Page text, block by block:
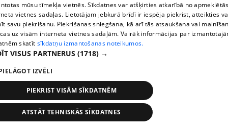
pirms 3 mēnešiem
Veselības sākas ar mikrobiomu, ar ko to barot, lai
mūsu tīmekļa vietnēs. Sīkdatnes var atšķirties atkarībā no
vietnes sadaļas. Lietotājam jebkurā brīdī ir iespēja piekrist, atteikties
savu piekrišanu. Piekrišanas sniegšana, kā arī tās atsaukšana vai
uz visām interneta vietnes sadaļām. Vairāk informācijas par
skatīt sīkdatņu izmantošanas noteikumos.
VISUS PARTNERUS (1718) →
IZVĒLI
PIEKRIST VISĀM SĪKDATNĒM
ATSTĀT TEHNISKĀS SĪKDATNES